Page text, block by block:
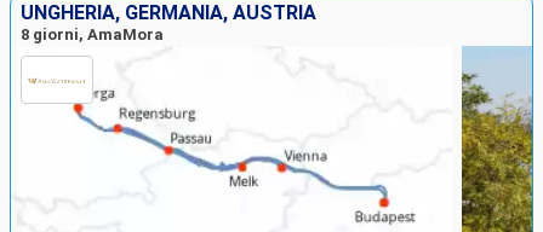
UNGHERIA, GERMANIA, AUSTRIA
8 giorni, AmaMora